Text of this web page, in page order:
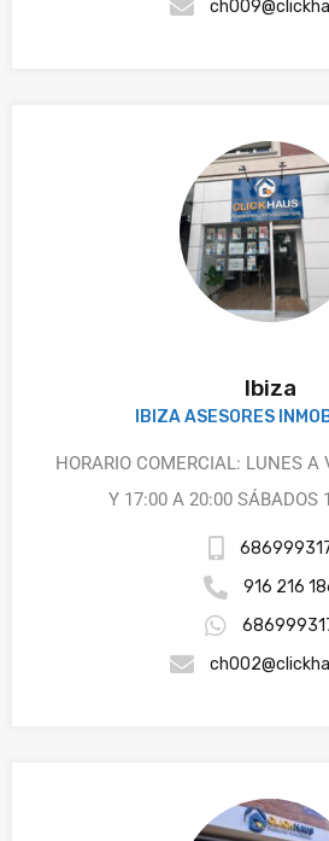
Ibiza
IBIZA ASESORES
HORARIO COMERCIAL: LUNES A
Y 17:00 A 20:00 SÁBADOS
916 216